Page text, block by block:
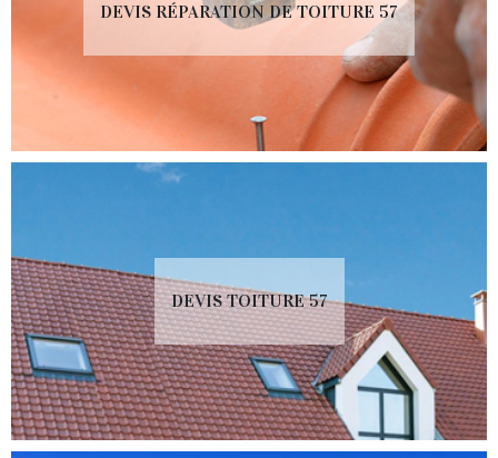
DEVIS RÉPARATION DE TOITURE 57
DEVIS TOITURE 57